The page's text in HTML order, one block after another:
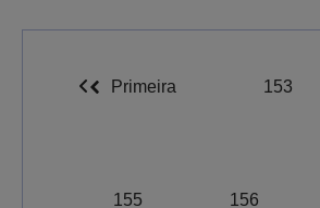
Primeira 153
155 156